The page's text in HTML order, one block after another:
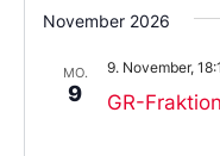
November 2026
MO.
9 GR-Fraktion
9. November,